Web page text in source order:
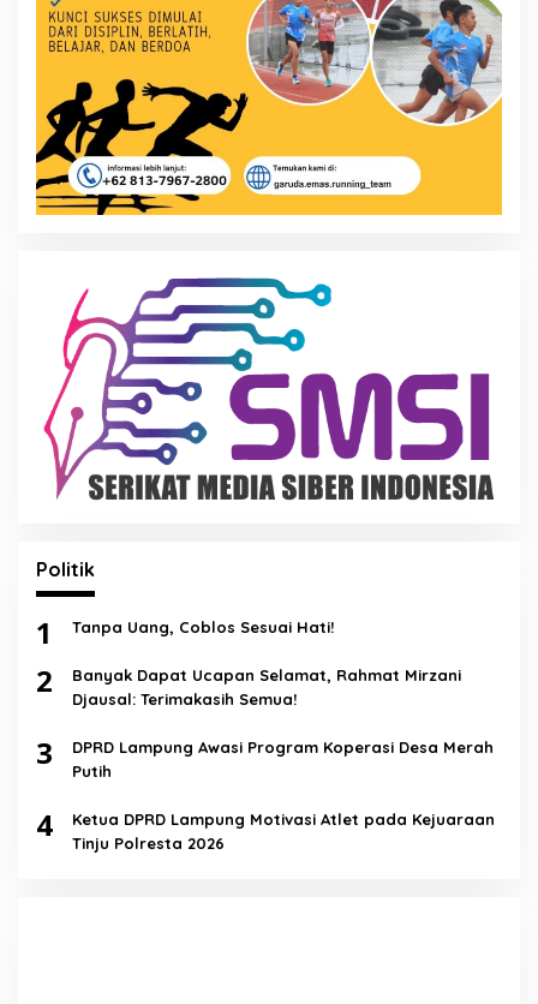
Politik
1 Tanpa Uang, Coblos Sesuai Hati!
2
Banyak Dapat Ucapan Selamat, Rahmat Mirzani
Djausal: Terimakasih Semua!
3
DPRD Lampung Awasi Program Koperasi Desa Merah
Putih
4
Ketua DPRD Lampung Motivasi Atlet pada Kejuaraan
Tinju Polresta 2026